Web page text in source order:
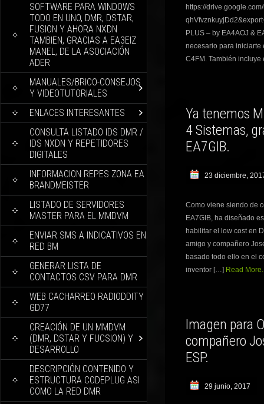
SOFTWARE PARA WINDOWS
TODO EN UNO, DMR, DSTAR,
FUSION Y AHORA NXDN
TAMBIEN, GRACIAS A EA3EIZ
MANEL, DE LA ASOCIACIÓN
ADER
MANUALES/BRICO-CONSEJOS
Y VIDEOTUTORIALES
ENLACES INTERESANTES
CONSULTA LISTADO IDS DMR /
IDS NXDN Y REPETIDORES
DIGITALES
INFORMACION REPES ZONA EA
BRANDMEISTER
LISTADO DE SERVIDORES
MASTER PARA EL MMDVM
ENVIAR SMS A INDICATIVOS EN
RED BM
GENERAR LISTA DE
CONTACTOS CSV PARA DMR
WEB CACHARREO RADIODDITY
GD77
CREACIÓN DE UN MMDVM
(DMR, DSTAR Y FUCSION) Y
DESARROLLO
DESCRIPCIÓN CONTENIDO Y
ESTRUCTURA CODEPLUG ASI
COMO LA RED DMR
https://
PLUS – by EA4AOJ &
necesario para iniciarte
C4FM. También
Ya tenemos
4 Sistemas,
EA7GIB.
23 diciembre,
Como viene siendo de
EA7GIB, ha diseñado
habilitar el low cost en
amigo y compañero
basado todo ello en el
inventor […] Read
Imagen para
compañero
ESP.
29 junio, 2017